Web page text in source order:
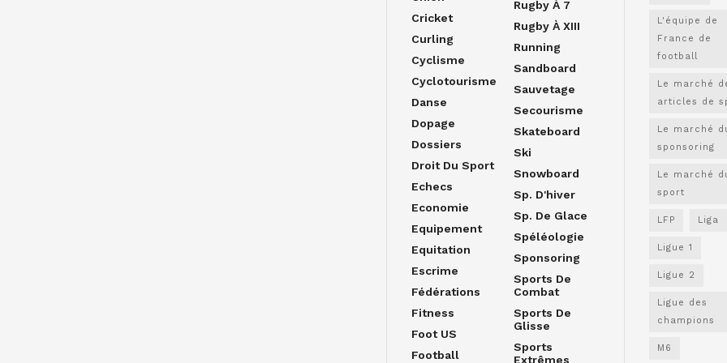
Cricket
Curling
Cyclisme
Cyclotourisme
Danse
Dopage
Dossiers
Droit Du Sport
Echecs
Economie
Equipement
Equitation
Escrime
Fédérations
Fitness
Foot US
Football
Rugby À 7
Rugby À XIII
Running
Sandboard
Sauvetage
Secourisme
Skateboard
Ski
Snowboard
Sp. D'hiver
Sp. De Glace
Spéléologie
Sponsoring
Sports De
Combat
Sports De
Glisse
Sports
Extrêmes
L'équipe de
France de
football
Le marché
articles de
Le marché
sponsoring
Le marché
sport
LFP Liga
Ligue 1
Ligue 2
Ligue des
champions
M6